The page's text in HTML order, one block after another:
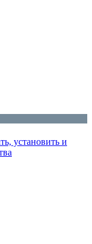
установить и